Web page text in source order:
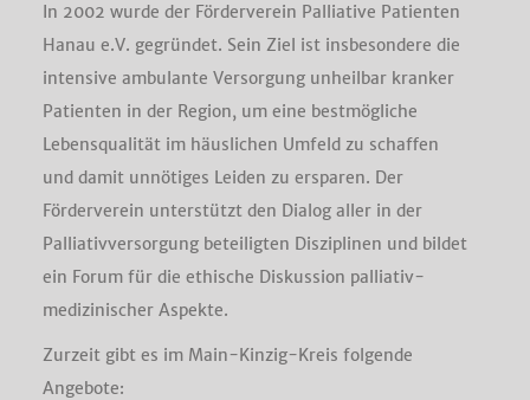
In 2002 wurde der Förderverein Palliative Patienten
Hanau e.V. gegründet. Sein Ziel ist insbesondere die
intensive ambulante Versorgung unheilbar kranker
Patienten in der Region, um eine bestmögliche
Lebensqualität im häuslichen Umfeld zu schaffen
und damit unnötiges Leiden zu ersparen. Der
Förderverein unterstützt den Dialog aller in der
Palliativversorgung beteiligten Disziplinen und bildet
ein Forum für die ethische Diskussion palliativ-
medizinischer Aspekte.
Zurzeit gibt es im Main-Kinzig-Kreis folgende
Angebote: